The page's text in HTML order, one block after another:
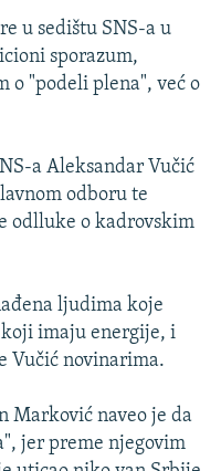
u sedištu SNS-a u
sporazum,
o "podeli plena", već o
a Aleksandar Vučić
odboru te
odlluke o kadrovskim
ljudima koje
imaju energije, i
Vučić novinarima.
Marković naveo je da
jer preme njegovim